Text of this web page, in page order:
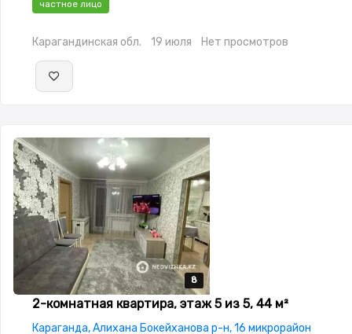
частное лицо
Карагандинская обл. 19 июля Нет просмотров
8
8
8
8
8
2-комнатная квартира, этаж 5 из 5, 44 м²
Караганда, Алихана Бокейханова р-н, 16 микрорайон